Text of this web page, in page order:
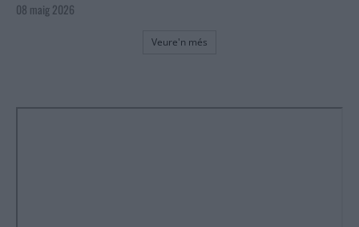
08 maig 2026
Veure'n més